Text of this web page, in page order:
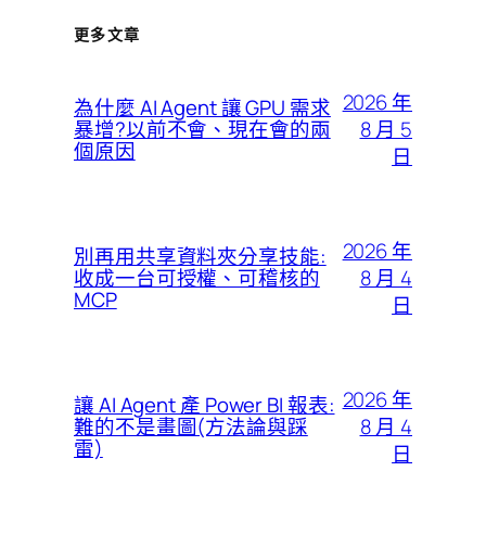
更多文章
為什麼 AI Agent 讓 GPU 需求
暴增?以前不會、現在會的兩
個原因
2026 年
8 月 5
日
別再用共享資料夾分享技能:
收成一台可授權、可稽核的
MCP
2026 年
8 月 4
日
讓 AI Agent 產 Power BI 報表:
難的不是畫圖(方法論與踩
雷)
2026 年
8 月 4
日